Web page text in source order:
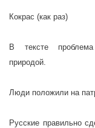
Кокрас (как раз)
В тексте
природой.
Люди положили на
Русские правильно